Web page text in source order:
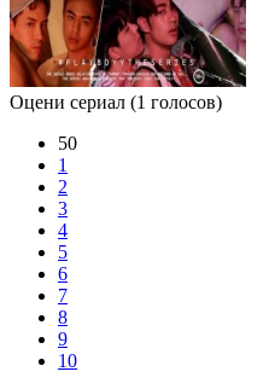
Оцени сериал (1 голосов)
50
1
2
3
4
5
6
7
8
9
10